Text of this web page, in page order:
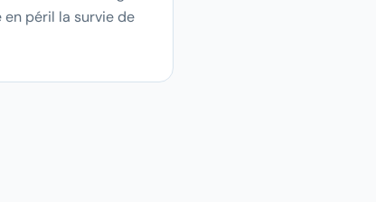
péril la survie de